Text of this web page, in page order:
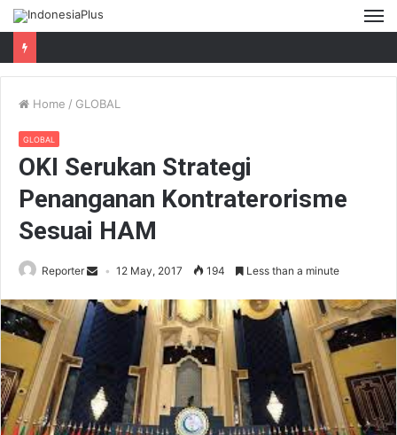
Home / GLOBAL
GLOBAL
OKI Serukan Strategi
Penanganan Kontraterorisme
Sesuai HAM
Reporter 12 May, 2017 194 Less than a minute